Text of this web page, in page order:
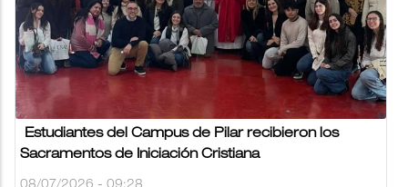
Estudiantes del Campus de Pilar recibieron los
Sacramentos de Iniciación Cristiana